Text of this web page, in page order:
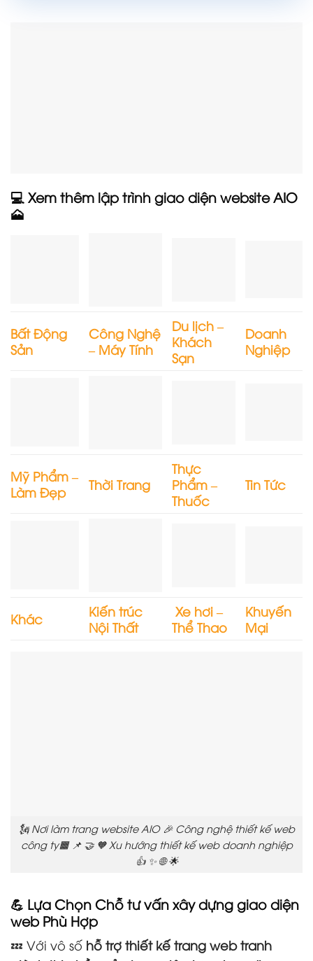
💻 Xem thêm lập trình giao diện website AIO
🗻
Bất Động
Sản
Công Nghệ
– Máy Tính
Du lịch –
Khách
Sạn
Doanh
Nghiệp
Mỹ Phẩm –
Làm Đẹp
Thời Trang
Thực
Phẩm –
Thuốc
Tin Tức
Khác
Kiến trúc
Nội Thất
Xe hơi –
Thể Thao
Khuyến
Mại
🗽 Nơi làm trang website AIO 🎉 Công nghệ thiết kế web
công ty🟧 📌 🤝 🧡 Xu hướng thiết kế web doanh nghiệp
👍 ✨ 🌐 🌟
💪 Lựa Chọn Chỗ tư vấn xây dựng giao diện
web Phù Hợp
💤 Với vô số hỗ trợ thiết kế trang web tranh